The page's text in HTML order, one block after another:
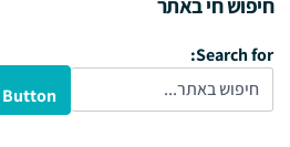
Search for:
Button